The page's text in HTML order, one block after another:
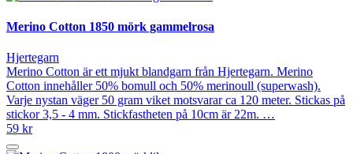
Merino Cotton 1850 mörk gammelrosa
Hjertegarn
Merino Cotton är ett mjukt blandgarn från Hjertegarn. Merino
Cotton innehåller 50% bomull och 50% merinoull (superwash).
Varje nystan väger 50 gram viket motsvarar ca 120 meter. Stickas på
stickor 3,5 - 4 mm. Stickfastheten på 10cm är 22m. …
59 kr